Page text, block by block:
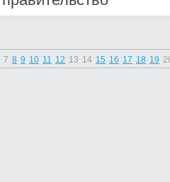
7 8 9 10 11 12 13 14 15 16 17 18 19